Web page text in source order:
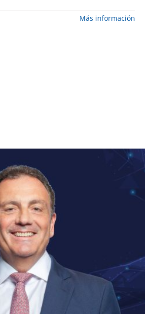
Más información